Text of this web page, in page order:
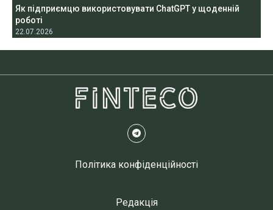
Як підприємцю використовувати ChatGPT у щоденній
роботі
22.07.2026
Політика конфіденційності
Редакція